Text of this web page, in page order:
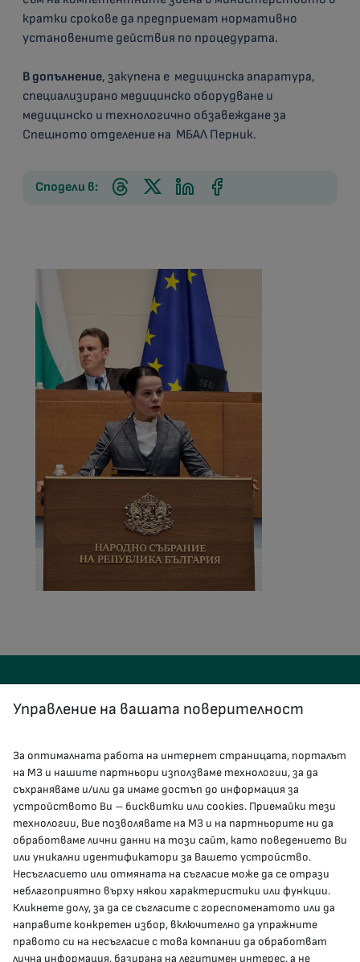
кратки срокове да предприемат нормативно
установените действия по процедурата.
В допълнение, закупена е медицинска апаратура,
специализирано медицинско оборудване и
медицинско и технологично обзавеждане за
Спешното отделение на МБАЛ Перник.
Сподели в:
КОНТАКТИ
гр.София, 1000, пл. „Света Неделя“ №5
delovodstvo@mh.government.bg
presscenter@mh.government.bg
МЗ В СОЦИАЛНИТЕ МРЕЖИ
Управление на вашата поверителност
За оптималната работа на интернет страницата, порталът
на МЗ и нашите партньори използваме технологии, за да
съхраняваме и/или да имаме достъп до информация за
устройството Ви – бисквитки или cookies. Приемайки тези
технологии, Вие позволявате на МЗ и на партньорите ни да
обработваме лични данни на този сайт, като поведението Ви
или уникални идентификатори за Вашето устройство.
Несъгласието или отмяната на съгласие може да се отрази
неблагоприятно върху някои характеристики или функции.
Кликнете долу, за да се съгласите с гореспоменатото или да
направите конкретен избор, включително да упражните
правото си на несъгласие с това компании да обработват
лична информация, базирана на легитимен интерес, а не